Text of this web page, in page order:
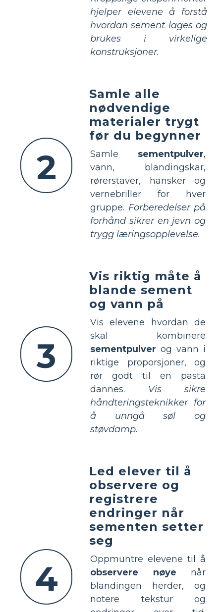
hjelper elevene å forstå
hvordan sement lages og
brukes i virkelige
konstruksjoner.
2
Samle alle
nødvendige
materialer trygt
før du begynner
Samle sementpulver,
vann, blandingskar,
rørerstaver, hansker og
vernebriller for hver
gruppe. Forberedelser på
forhånd sikrer en jevn og
trygg læringsopplevelse.
3
Vis riktig måte å
blande sement
og vann på
Vis elevene hvordan de
skal kombinere
sementpulver og vann i
riktige proporsjoner, og
rør godt til en pasta
dannes. Vis sikre
håndteringsteknikker for
å unngå søl og
støvdamp.
4
Led elever til å
observere og
registrere
endringer når
sementen setter
seg
Oppmuntre elevene til å
observere nøye når
blandingen herder, og
notere tekstur og